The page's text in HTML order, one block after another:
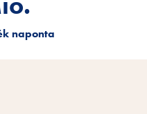
naponta